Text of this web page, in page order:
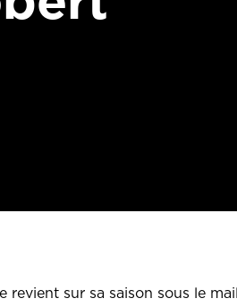
revient sur sa saison sous le